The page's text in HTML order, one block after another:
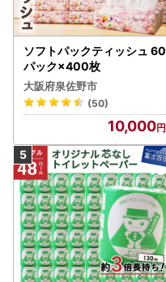
ソフトパックティッシュ 60
パック×400枚
大阪府泉佐野市
(50)
10,000